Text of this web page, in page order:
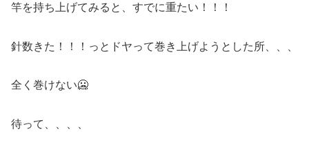
竿を持ち上げてみると、すでに重たい！！！
針数きた！！！っとドヤって巻き上げようとした所、、、
全く巻けない🥶
待って、、、、